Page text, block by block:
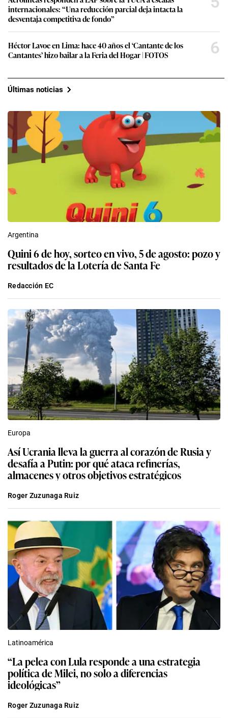
internacionales: “Una reducción parcial deja intacta la
desventaja competitiva de fondo”
Héctor Lavoe en Lima: hace 40 años el ‘Cantante de los
Cantantes’ hizo bailar a la Feria del Hogar | FOTOS
6
Últimas noticias
Argentina
Quini 6 de hoy, sorteo en vivo, 5 de agosto: pozo y
resultados de la Lotería de Santa Fe
Redacción EC
Europa
Así Ucrania lleva la guerra al corazón de Rusia y
desafía a Putin: por qué ataca refinerías,
almacenes y otros objetivos estratégicos
Roger Zuzunaga Ruiz
Latinoamérica
“La pelea con Lula responde a una estrategia
política de Milei, no solo a diferencias
ideológicas”
Roger Zuzunaga Ruiz